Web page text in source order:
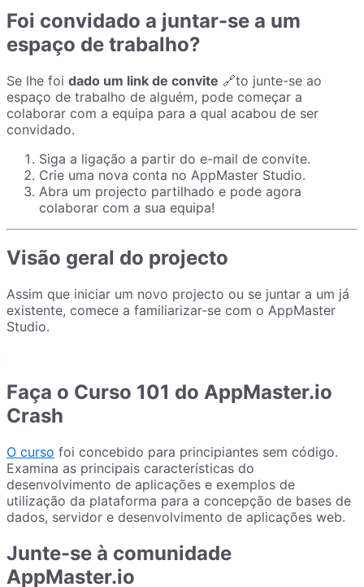
Foi convidado a juntar-se a um
espaço de trabalho?
Se lhe foi dado um link de convite 🔗to junte-se ao
espaço de trabalho de alguém, pode começar a
colaborar com a equipa para a qual acabou de ser
convidado.
Siga a ligação a partir do e-mail de convite.
Crie uma nova conta no AppMaster Studio.
Abra um projecto partilhado e pode agora
colaborar com a sua equipa!
Visão geral do projecto
Assim que iniciar um novo projecto ou se juntar a um já
existente, comece a familiarizar-se com o AppMaster
Studio.
Faça o Curso 101 do AppMaster.io
Crash
O curso foi concebido para principiantes sem código.
Examina as principais características do
desenvolvimento de aplicações e exemplos de
utilização da plataforma para a concepção de bases de
dados, servidor e desenvolvimento de aplicações web.
Junte-se à comunidade
AppMaster.io